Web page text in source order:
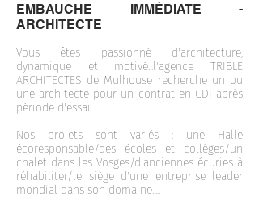
EMBAUCHE IMMÉDIATE -
ARCHITECTE
Vous êtes passionné d'architecture,
dynamique et motivé...l'agence TRIBLE
ARCHITECTES de Mulhouse recherche un ou
une architecte pour un contrat en CDI après
période d'essai.
Nos projets sont variés : une Halle
écoresponsable/des écoles et collèges/un
chalet dans les Vosges/d'anciennes écuries à
réhabiliter/le siège d'une entreprise leader
mondial dans son domaine.....